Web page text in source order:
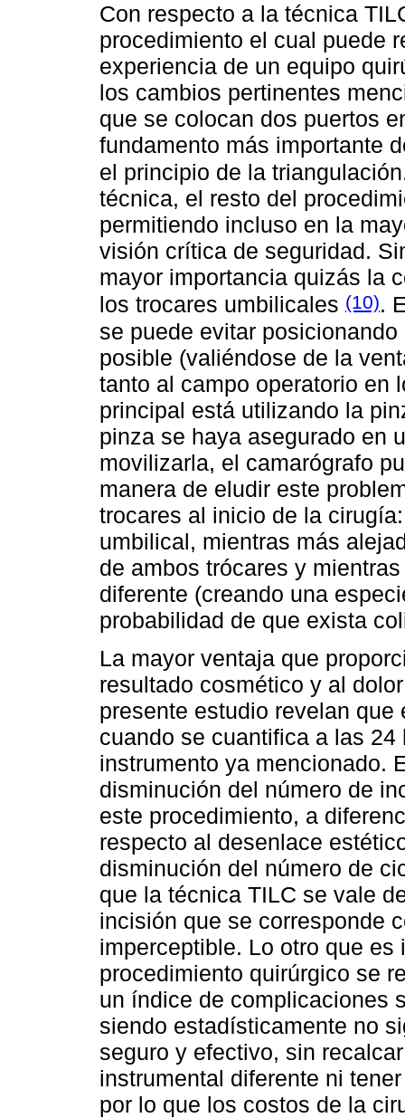
Con respecto a la técnica
procedimiento el cual puede
experiencia de un equipo
los cambios pertinentes
que se colocan dos puertos
fundamento más importante
el principio de la
técnica, el resto del
permitiendo incluso en la
visión crítica de seguridad.
mayor importancia quizás la
los trocares umbilicales (10).
se puede evitar
posible (valiéndose de la
tanto al campo operatorio en
principal está utilizando la
pinza se haya asegurado en
movilizarla, el camarógrafo
manera de eludir este
trocares al inicio de la
umbilical, mientras más
de ambos trócares y
diferente (creando una
probabilidad de que exista
La mayor ventaja que
resultado cosmético y al
presente estudio revelan
cuando se cuantifica a las
instrumento ya mencionado.
disminución del número de
este procedimiento, a
respecto al desenlace
disminución del número de
que la técnica TILC se vale
incisión que se corresponde
imperceptible. Lo otro que
procedimiento quirúrgico se
un índice de complicaciones
siendo estadísticamente no
seguro y efectivo, sin
instrumental diferente ni
por lo que los costos de la